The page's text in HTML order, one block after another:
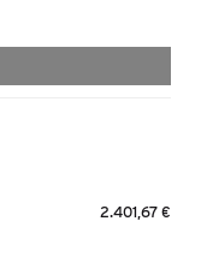
2.401,67 €